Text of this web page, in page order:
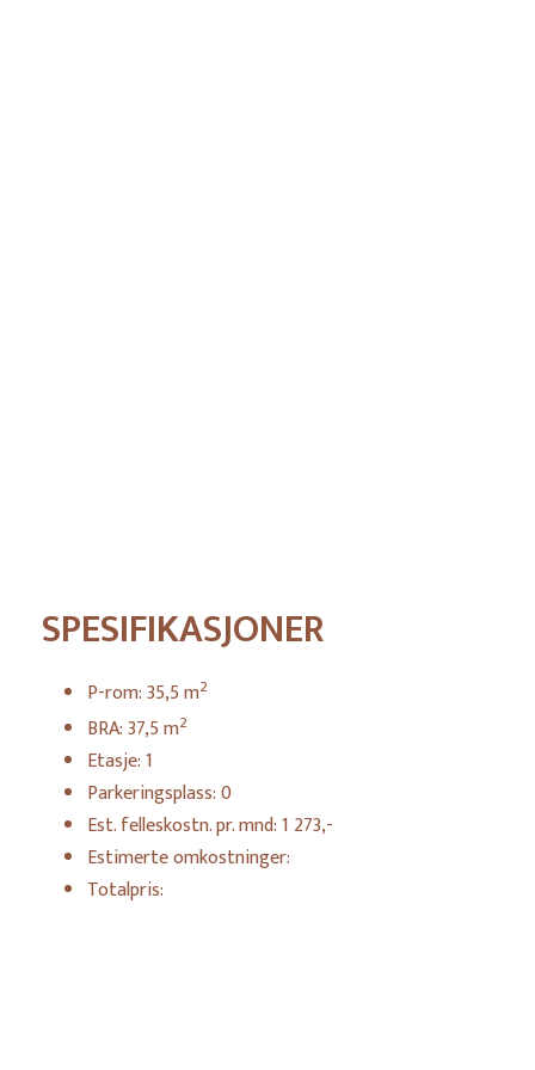
SPESIFIKASJONER
P-rom:35,5m2
BRA:37,5m2
Etasje:1
Parkeringsplass:0
Est. felleskostn. pr. mnd:1 273,-
Estimerte omkostninger:
Totalpris: